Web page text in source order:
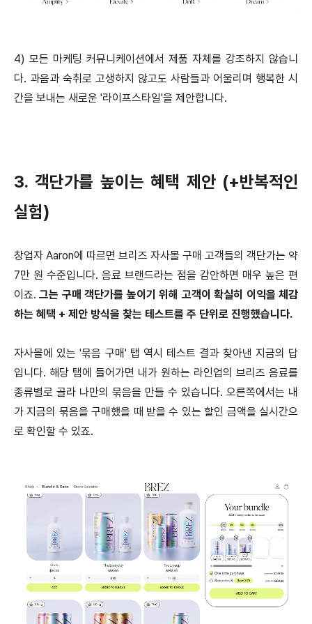
4) 모든 마케팅 커뮤니케이션에서 제품 자체를 강조하지 않습니
다. 과음과 숙취로 고생하지 않고도 사람들과 어울리며 행복한 시
간을 보내는 새로운 '라이프스타일'을 제안합니다.
3. 객단가를 높이는 혜택 제안 (+반복적인
실험)
창업자 Aaron에 따르면 브리즈 자사몰 구매 고객들의 객단가는 약
7만 원 수준입니다. 음료 브랜드라는 점을 감안하면 매우 높은 편
이죠. 그는 구매 객단가를 높이기 위해 고객이 확실히 이익을 체감
하는 혜택 + 제안 방식을 찾는 테스트를 주 단위로 진행했습니다.
자사몰에 있는 '묶음 구매' 탭 역시 테스트 결과 찾아낸 지금의 답
입니다. 해당 탭에 들어가면 내가 원하는 라인업의 브리즈 음료를
종류별로 골라 나만의 묶음을 만들 수 있습니다. 오른쪽에서는 내
가 지금의 묶음을 구매했을 때 받을 수 있는 할인 금액을 실시간으
로 확인할 수 있죠.